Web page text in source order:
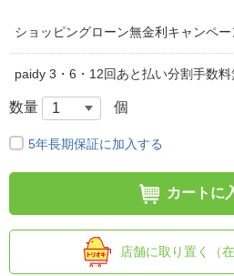
ショッピングローン無金利キャンペー
paidy 3・6・12回あと払い分割手数料
数量 個
5年長期保証に加入する
カートに
店舗に取り置く（